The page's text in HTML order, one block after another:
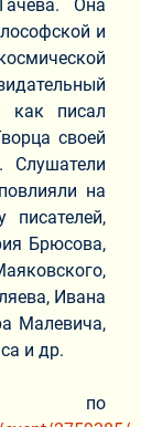
Она
и
как писал
своей
Слушатели
на
писателей,
Брюсова,
Ивана
Малевича,
и др.
по